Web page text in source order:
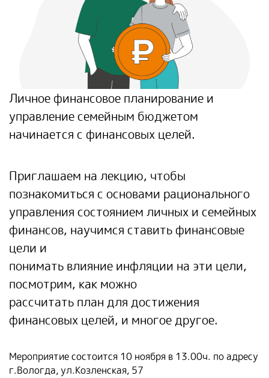
Личное финансовое планирование и
управление семейным бюджетом
начинается с финансовых целей.
Приглашаем на лекцию, чтобы
познакомиться с основами рационального
управления состоянием личных и семейных
финансов, научимся ставить финансовые
цели и
понимать влияние инфляции на эти цели,
посмотрим, как можно
рассчитать план для достижения
финансовых целей, и многое другое.
Мероприятие состоится 10 ноября в 13.00ч. по адресу
г.Вологда, ул.Козленская, 57